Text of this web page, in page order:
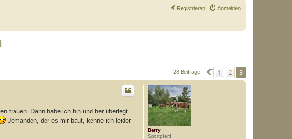
Anmelden
Registrieren
28 Beiträge Vorherige
1 2 3
Berry
Sportpferd
trauen. Dann habe ich hin und her überlegt
Jemanden, der es mir baut, kenne ich leider